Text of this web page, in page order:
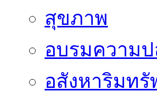
สุขภาพ
อบรมความ
อสังหาริมทรั